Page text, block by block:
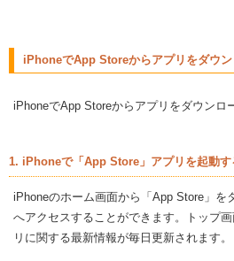
iPhoneでApp Storeからアプリをダウン
iPhoneでApp Storeからアプリをダウンロ
1. iPhoneで「App Store」アプリを起動す
iPhoneのホーム画面から「App Store」を
へアクセスすることができます。トップ
リに関する最新情報が毎日更新されます。